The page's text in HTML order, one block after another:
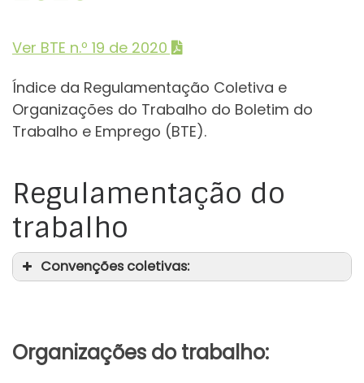
Ver BTE n.º 19 de 2020
Índice da Regulamentação Coletiva e
Organizações do Trabalho do Boletim do
Trabalho e Emprego (BTE).
Regulamentação do
trabalho
Convenções coletivas:
Organizações do trabalho: